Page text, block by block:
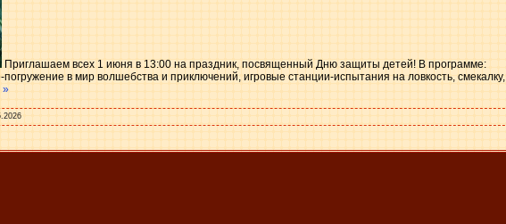
Приглашаем всех 1 июня в 13:00 на праздник, посвященный Дню защиты детей! В программе:
в мир волшебства и приключений, игровые станции-испытания на ловкость, смекалку,
»